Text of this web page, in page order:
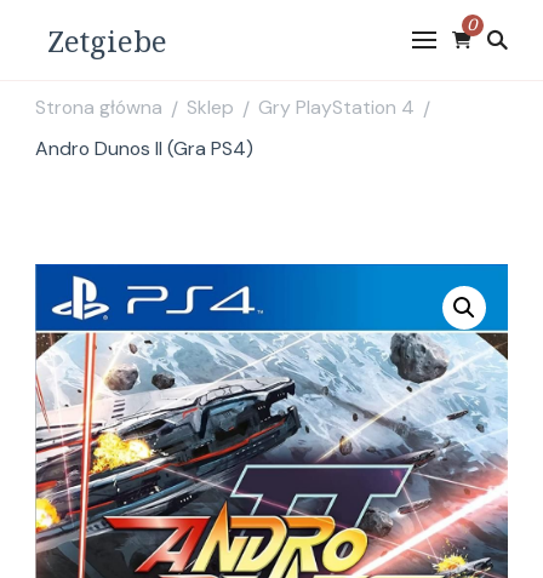
Zetgiebe 0
Strona główna / Sklep / Gry PlayStation 4 /
Andro Dunos II (Gra PS4)